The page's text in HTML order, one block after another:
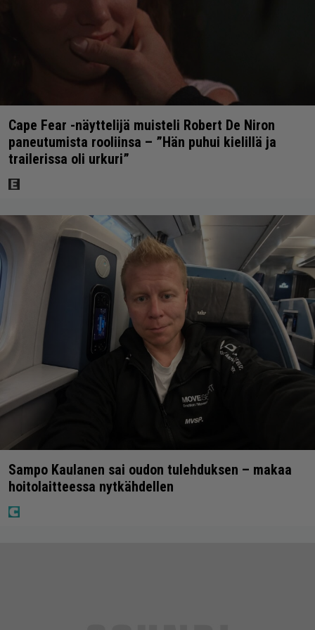
Cape Fear -näyttelijä muisteli Robert De Niron
paneutumista rooliinsa – ”Hän puhui kielillä ja
trailerissa oli urkuri”
Sampo Kaulanen sai oudon tulehduksen – makaa
hoitolaitteessa nytkähdellen